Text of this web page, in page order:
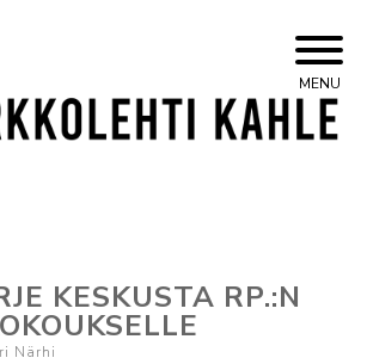
to
content
MENU
KESKUSTA RP.:N
Närhi